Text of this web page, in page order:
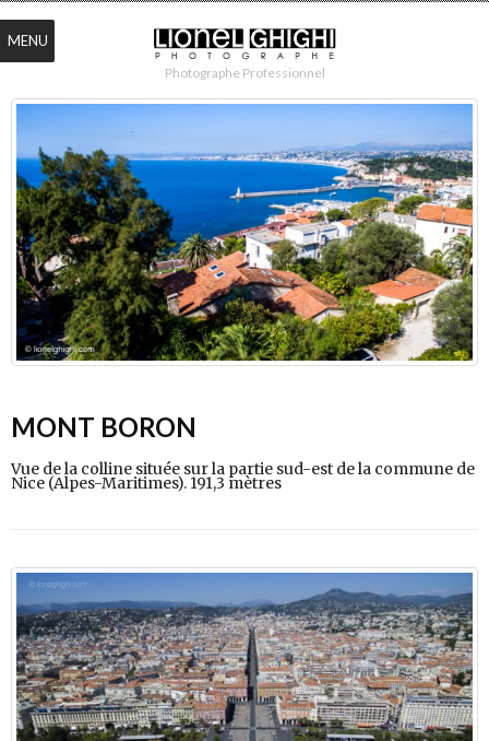
Photographe Professionnel
MONT BORON
Vue de la colline située sur la partie sud-est de la commune de
Nice (Alpes-Maritimes). 191,3 mètres
MENU